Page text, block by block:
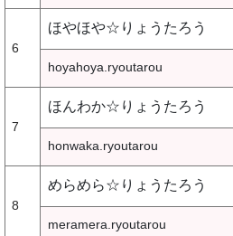
6
ほやほや☆りょうたろう
hoyahoya.ryoutarou
7
ほんわか☆りょうたろう
honwaka.ryoutarou
8
めらめら☆りょうたろう
meramera.ryoutarou